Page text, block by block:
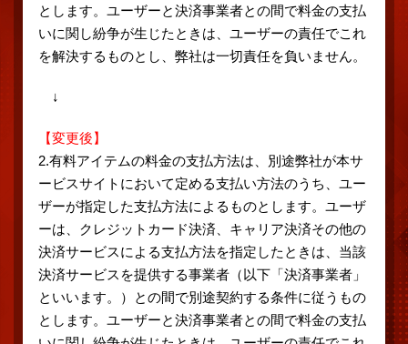
とします。ユーザーと決済事業者との間で料金の支払
いに関し紛争が生じたときは、ユーザーの責任でこれ
を解決するものとし、弊社は一切責任を負いません。
↓
【変更後】
2.有料アイテムの料金の支払方法は、別途弊社が本サ
ービスサイトにおいて定める支払い方法のうち、ユー
ザーが指定した支払方法によるものとします。ユーザ
ーは、クレジットカード決済、キャリア決済その他の
決済サービスによる支払方法を指定したときは、当該
決済サービスを提供する事業者（以下「決済事業者」
といいます。）との間で別途契約する条件に従うもの
とします。ユーザーと決済事業者との間で料金の支払